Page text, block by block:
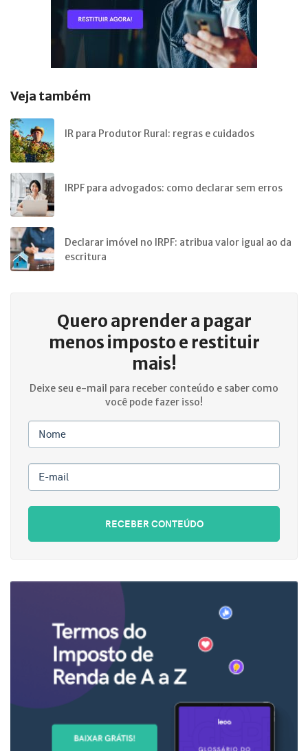
Veja também
IR para Produtor Rural: regras e cuidados
IRPF para advogados: como declarar sem erros
Declarar imóvel no IRPF: atribua valor igual ao da
escritura
Quero aprender a pagar
menos imposto e restituir
mais!
Deixe seu e-mail para receber conteúdo e saber como
você pode fazer isso!
Nome
E-mail
RECEBER CONTEÚDO